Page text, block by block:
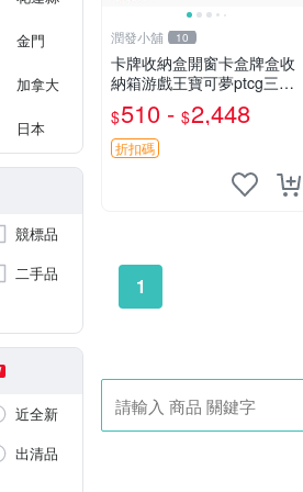
金門
加拿大
日本
競標品
二手品
近全新
出清品
潤發小舖 10
卡牌收納盒開窗卡盒牌盒收
納箱游戲王寶可夢ptcg三國
殺海賊王dtcg
$510 - $2,448
折扣碼
1